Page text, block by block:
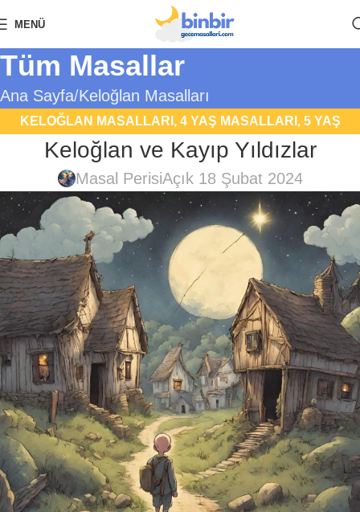
MENÜ
Tüm Masallar
Ana Sayfa Keloğlan Masalları
KELOĞLAN MASALLARI , 4 YAŞ MASALLARI , 5 YAŞ
MASALLARI,UYKU MASALLARI
Keloğlan ve Kayıp Yıldızlar
Masal PerisiAçık 18 Şubat 2024